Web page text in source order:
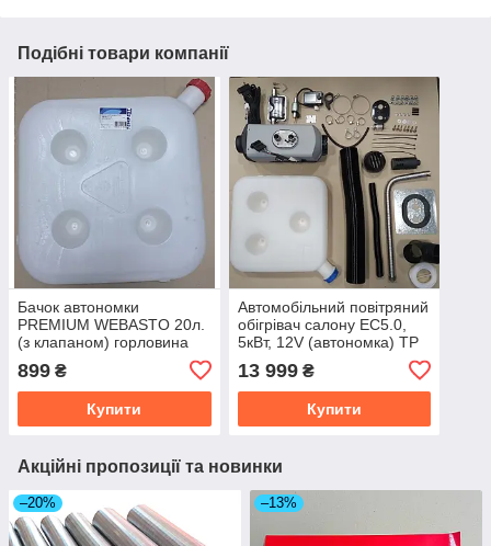
Подібні товари компанії
Бачок автономки
PREMIUM WEBASTO 20л.
(з клапаном) горловина
899 ₴
Купити
Автомобільний повітряний
обігрівач салону EC5.0,
5кВт, 12V (автономка) TP
13 999₴
Купити
Акційні пропозиції та новинки
–20% –13%